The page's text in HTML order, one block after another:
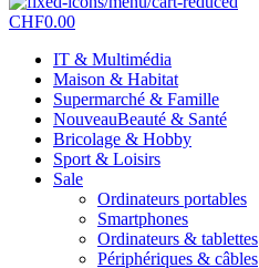
CHF0.00
IT & Multimédia
Maison & Habitat
Supermarché & Famille
NouveauBeauté & Santé
Bricolage & Hobby
Sport & Loisirs
Sale
Ordinateurs portables
Smartphones
Ordinateurs & tablettes
Périphériques & câbles